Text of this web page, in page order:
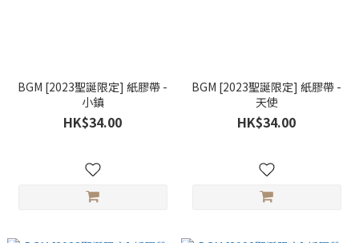
BGM [2023聖誕限定] 紙膠帶 -
小鎮
HK$34.00
BGM [2023聖誕限定] 紙膠帶 -
天使
HK$34.00